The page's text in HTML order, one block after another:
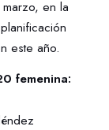
en la
este año.
femenina: